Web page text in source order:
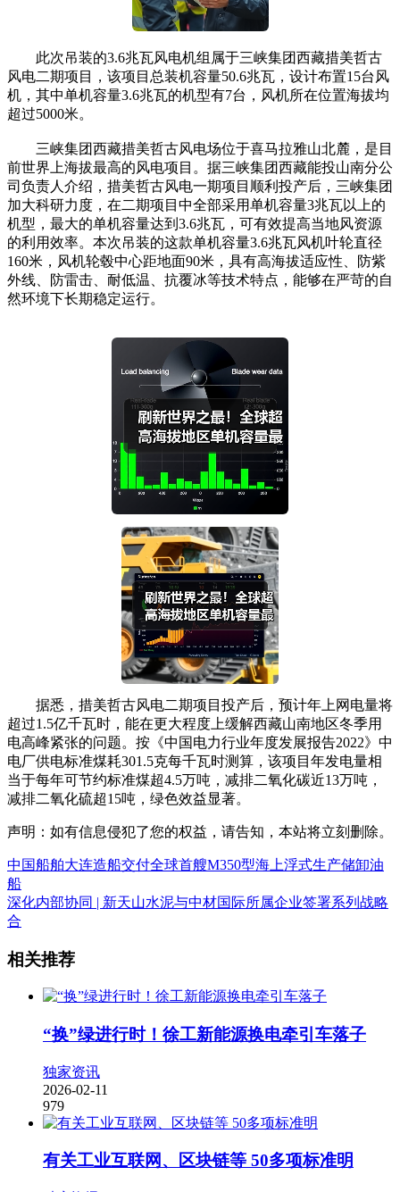
此次吊装的3.6兆瓦风电机组属于三峡集团西藏措美哲古
风电二期项目，该项目总装机容量50.6兆瓦，设计布置15台风
机，其中单机容量3.6兆瓦的机型有7台，风机所在位置海拔均
超过5000米。
三峡集团西藏措美哲古风电场位于喜马拉雅山北麓，是目
前世界上海拔最高的风电项目。据三峡集团西藏能投山南分公
司负责人介绍，措美哲古风电一期项目顺利投产后，三峡集团
加大科研力度，在二期项目中全部采用单机容量3兆瓦以上的
机型，最大的单机容量达到3.6兆瓦，可有效提高当地风资源
的利用效率。本次吊装的这款单机容量3.6兆瓦风机叶轮直径
160米，风机轮毂中心距地面90米，具有高海拔适应性、防紫
外线、防雷击、耐低温、抗覆冰等技术特点，能够在严苛的自
然环境下长期稳定运行。
据悉，措美哲古风电二期项目投产后，预计年上网电量将
超过1.5亿千瓦时，能在更大程度上缓解西藏山南地区冬季用
电高峰紧张的问题。按《中国电力行业年度发展报告2022》中
电厂供电标准煤耗301.5克每千瓦时测算，该项目年发电量相
当于每年可节约标准煤超4.5万吨，减排二氧化碳近13万吨，
减排二氧化硫超15吨，绿色效益显著。
声明：如有信息侵犯了您的权益，请告知，本站将立刻删除。
中国船舶大连造船交付全球首艘M350型海上浮式生产储卸油
船
深化内部协同 | 新天山水泥与中材国际所属企业签署系列战略
合
相关推荐
“换”绿进行时！徐工新能源换电牵引车落子
独家资讯
2026-02-11
979
有关工业互联网、区块链等 50多项标准明